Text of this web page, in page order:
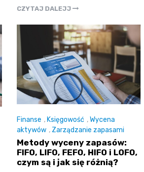
CZYTAJ DALEJJ
Finanse , Księgowość ,Wycena
aktywów , Zarządzanie zapasami
Metody wyceny zapasów:
FIFO, LIFO, FEFO, HIFO i LOFO,
czym są i jak się różnią?